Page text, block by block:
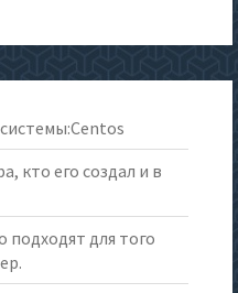
кто его создал и в
подходят для того